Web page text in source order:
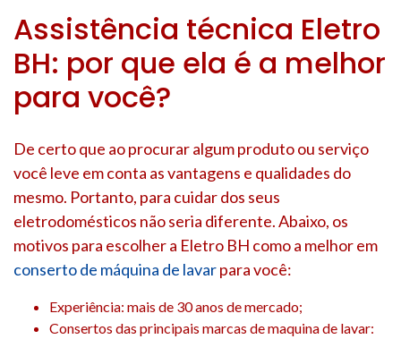
Assistência técnica Eletro
BH: por que ela é a melhor
para você?
De certo que ao procurar algum produto ou serviço
você leve em conta as vantagens e qualidades do
mesmo. Portanto, para cuidar dos seus
eletrodomésticos não seria diferente. Abaixo, os
motivos para escolher a Eletro BH como a melhor em
conserto de máquina de lavarpara você:
Experiência: mais de 30 anos de mercado;
Consertos das principais marcas de maquina de lavar: